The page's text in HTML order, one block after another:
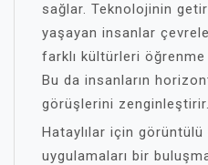
sağlar. Teknolojinin
yaşayan insanlar
farklı kültürleri öğrenme
Bu da insanların
görüşlerini zenginleştirir.
Hataylılar için görüntülü
uygulamaları bir